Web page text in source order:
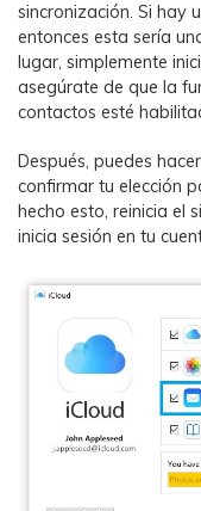
sincronización. Si hay
entonces esta sería
lugar, simplemente
asegúrate de que la
contactos esté
Después, puedes
confirmar tu elección
hecho esto, reinicia el
inicia sesión en tu